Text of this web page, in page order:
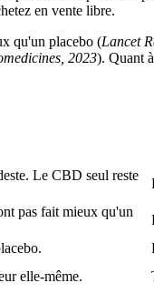
en vente libre.
qu'un placebo (Lancet
2023). Quant
Le CBD seul reste
pas fait mieux qu'un
elle-même.